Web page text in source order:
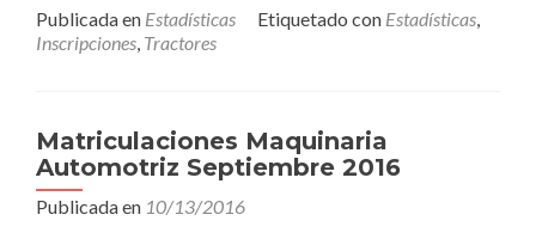
about
Inscripción
Septiembre
2016
Publicada en Estadísticas Etiquetado con Estadísticas,
Inscripciones, Tractores
Matriculaciones Maquinaria
Automotriz Septiembre 2016
Publicada en 10/13/2016